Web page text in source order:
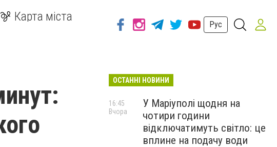
Карта міста
Рус
ОСТАННІ НОВИНИ
У Маріуполі щодня на
чотири години
відключатимуть світло: це
вплине на подачу води
16:45
Вчора